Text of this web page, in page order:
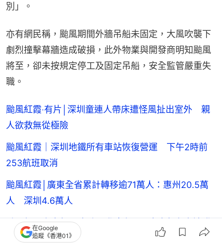
別」。
亦有網民稱，颱風期間外牆吊船未固定，大風吹襲下
劇烈撞擊幕牆造成破損，此外物業與開發商明知颱風
將至，卻未按規定停工及固定吊船，安全監管嚴重失
職。
颱風紅霞‧有片│深圳童連人帶床遭怪風扯出室外 親
人欲救無從極險
颱風紅霞｜深圳地鐵所有車站恢復營運 下午2時前
253航班取消
颱風紅霞│廣東全省累計轉移逾71萬人：惠州20.5萬
人 深圳4.6萬人
颱風紅霞｜今年最強颱風登陸惠州 中央氣象台連發
三重預警
在Google
追蹤《香港01》